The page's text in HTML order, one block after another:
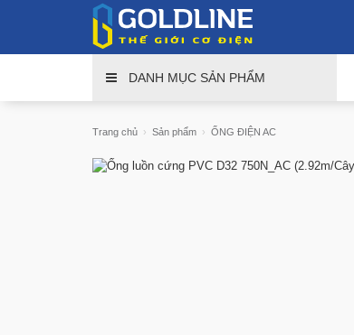
DANH MỤC SẢN PHẨM
Trang chủ Sản phẩm ỐNG ĐIỆN AC